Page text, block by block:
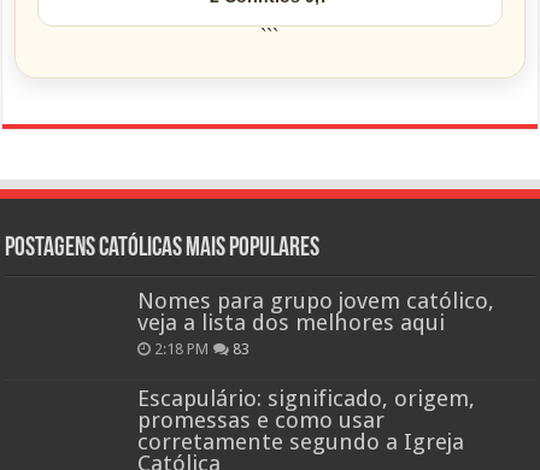
```
Postagens católicas mais Populares
Nomes para grupo jovem católico,
veja a lista dos melhores aqui
2:18 PM 83
Escapulário: significado, origem,
promessas e como usar
corretamente segundo a Igreja
Católica